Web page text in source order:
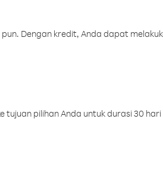
Dengan kredit, Anda dapat
tujuan pilihan Anda untuk durasi 30